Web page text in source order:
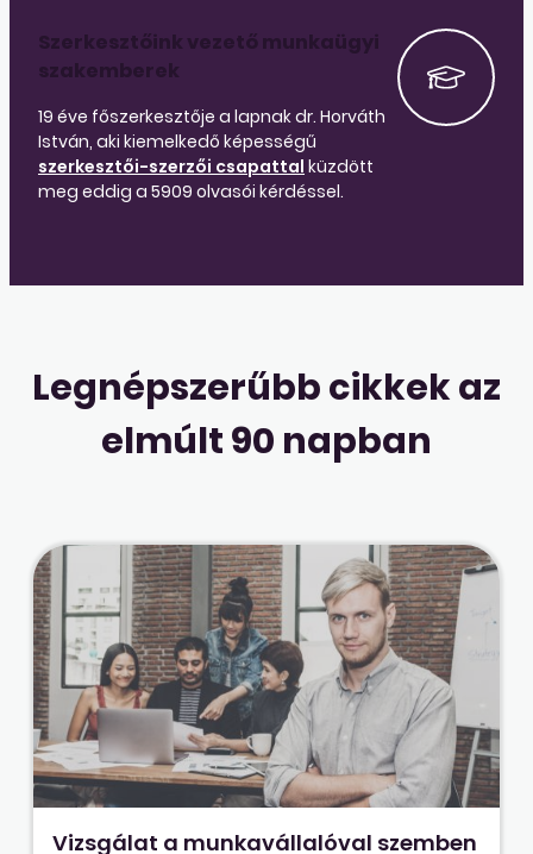
Szerkesztőink vezető munkaügyi
szakemberek
19 éve főszerkesztője a lapnak dr. Horváth
István, aki kiemelkedő képességű
szerkesztői-szerzői csapattal küzdött
meg eddig a 5909 olvasói kérdéssel.
Legnépszerűbb cikkek az
elmúlt 90 napban
Vizsgálat a munkavállalóval szemben